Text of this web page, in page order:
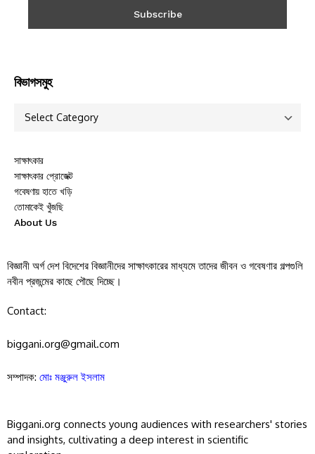
বিভাগসমুহ
সাক্ষাৎকার
সাক্ষাৎকার প্রোজেক্ট
গবেষণায় হাতে খড়ি
তোমাকেই খুঁজছি
About Us
বিজ্ঞানী অর্গ দেশ বিদেশের বিজ্ঞানীদের সাক্ষাৎকারের মাধ্যমে তাদের জীবন ও গবেষণার গল্পগুলি
নবীন প্রজন্মের কাছে পৌছে দিচ্ছে।
Contact:
biggani.org@gmail.com
সম্পাদক: মোঃ মঞ্জুরুল ইসলাম
Biggani.org connects young audiences with researchers' stories
and insights, cultivating a deep interest in scientific